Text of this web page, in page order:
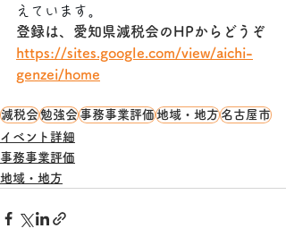
えています。
登録は、愛知県減税会のHPからどうぞ
https://sites.google.com/view/aichi-
genzei/home
減税会勉強会事務事業評価地域・地方名古屋市
イベント詳細
事務事業評価
地域・地方